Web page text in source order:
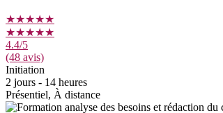
★★★★★
★★★★★
4.4/5
(48 avis)
Initiation
2 jours - 14 heures
Présentiel, À distance